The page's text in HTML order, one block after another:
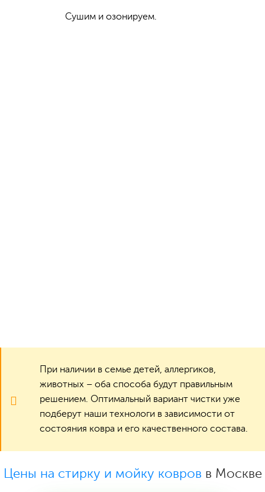
Сушим и озонируем.
При наличии в семье детей, аллергиков,
животных – оба способа будут правильным
решением. Оптимальный вариант чистки уже
подберут наши технологи в зависимости от
состояния ковра и его качественного состава.
Цены на стирку и мойку ковров в Москве